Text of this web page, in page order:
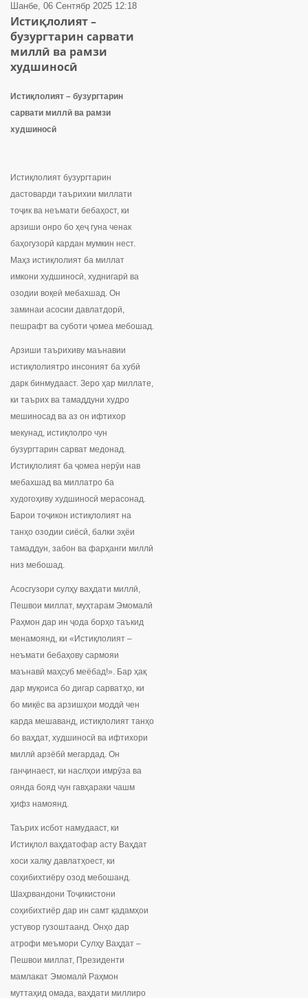
Шанбе, 06 Сентябр 2025 12:18
Истиқлолият –
бузургтарин сарвати
миллӣ ва рамзи
худшиносӣ
Истиқлолият – бузургтарин
сарвати миллӣ ва рамзи
худшиносӣ
Истиқлолият бузургтарин
дастоварди таърихии миллати
тоҷик ва неъмати бебаҳост, ки
арзиши онро бо ҳеҷ гуна ченак
баҳогузорӣ кардан мумкин нест.
Маҳз истиқлолият ба миллат
имкони худшиносӣ, худнигарӣ ва
озодии воқеӣ мебахшад. Он
заминаи асосии давлатдорӣ,
пешрафт ва суботи ҷомеа мебошад.
Арзиши таърихиву маънавии
истиқлолиятро инсоният ба хубӣ
дарк бинмудааст. Зеро ҳар миллате,
ки таърих ва тамаддуни худро
мешиносад ва аз он ифтихор
мекунад, истиқлолро чун
бузургтарин сарват медонад.
Истиқлолият ба ҷомеа нерӯи нав
мебахшад ва миллатро ба
худогоҳиву худшиносӣ мерасонад.
Барои тоҷикон истиқлолият на
танҳо озодии сиёсӣ, балки эҳёи
тамаддун, забон ва фарҳанги миллӣ
низ мебошад.
Асосгузори сулҳу ваҳдати миллӣ,
Пешвои миллат, муҳтарам Эмомалӣ
Раҳмон дар ин ҷода борҳо таъкид
менамоянд, ки «Истиқлолият –
неъмати бебаҳову сармояи
маънавӣ маҳсуб меёбад!». Бар ҳақ
дар муқоиса бо дигар сарватҳо, ки
бо миқёс ва арзишҳои моддӣ чен
карда мешаванд, истиқлолият танҳо
бо ваҳдат, худшиносӣ ва ифтихори
миллӣ арзёбӣ мегардад. Он
ганҷинаест, ки наслҳои имрӯза ва
оянда бояд чун гавҳараки чашм
ҳифз намоянд.
Таърих исбот намудааст, ки
Истиқлол ваҳдатофар асту Ваҳдат
хоси халқу давлатҳоест, ки
соҳибихтиёру озод мебошанд.
Шаҳрвандони Тоҷикистони
соҳибихтиёр дар ин самт қадамҳои
устувор гузоштаанд. Онҳо дар
атрофи меъмори Сулҳу Ваҳдат –
Пешвои миллат, Президенти
мамлакат Эмомалӣ Раҳмон
муттаҳид омада, ваҳдати миллиро